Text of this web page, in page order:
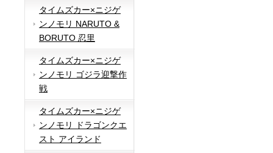
タイムズカー×ニジゲ
ンノモリ NARUTO &
BORUTO 忍里
タイムズカー×ニジゲ
ンノモリ ゴジラ迎撃作
戦
タイムズカー×ニジゲ
ンノモリ ドラゴンクエ
スト アイランド